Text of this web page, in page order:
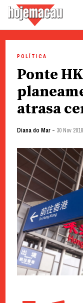
content
POLÍTICA
Ponte
atrasa
Diana do Mar- 30 Nov 2018